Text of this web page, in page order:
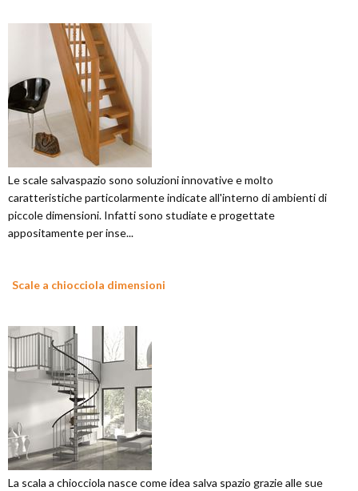
Le scale salvaspazio sono soluzioni innovative e molto
caratteristiche particolarmente indicate all'interno di ambienti di
piccole dimensioni. Infatti sono studiate e progettate
appositamente per inse...
Scale a chiocciola dimensioni
La scala a chiocciola nasce come idea salva spazio grazie alle sue